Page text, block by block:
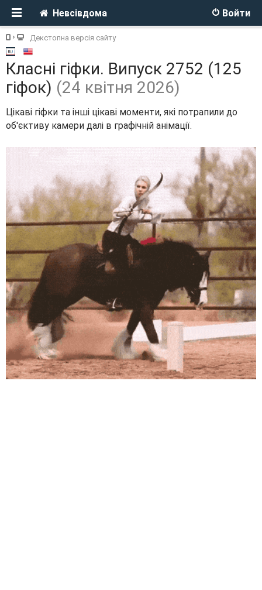
Войти
Невсівдома
Декстопна версія сайту
Класні гіфки. Випуск 2752 (125
гіфок) (24 квітня 2026)
Цікаві гіфки та інші цікаві моменти, які потрапили до
об'єктиву камери далі в графічній анімації.